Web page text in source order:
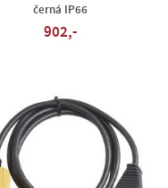
černá IP66
902,-